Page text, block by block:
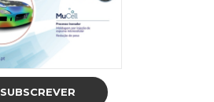
SUBSCREVER